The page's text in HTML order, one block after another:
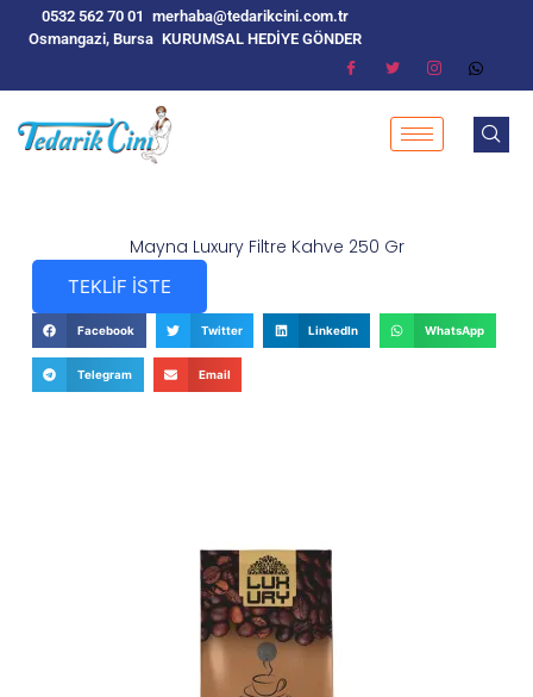
0532 562 70 01 merhaba@tedarikcini.com.tr
Osmangazi, Bursa KURUMSAL HEDİYE GÖNDER
Mayna Luxury Filtre Kahve 250 Gr
TEKLİF İSTE
Facebook Twitter LinkedIn WhatsApp
Telegram Email